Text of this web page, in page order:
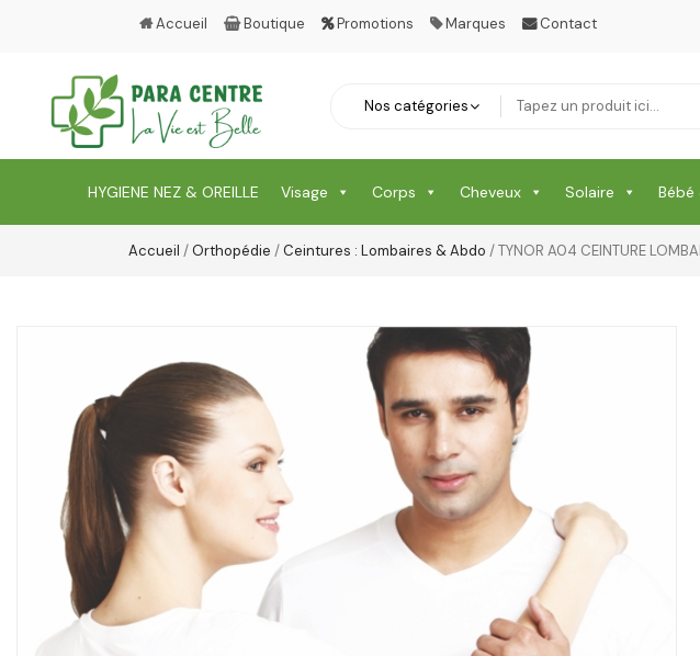
Accueil Boutique Promotions Marques Contact
HYGIENE NEZ & OREILLE Visage Corps Cheveux Solaire Bébé
Accueil / Orthopédie /Ceintures : Lombaires & Abdo / TYNOR A04 CEINTURE
Soins Des Mains & Pieds
Vêtement Amincissant
Yeux & Lévres